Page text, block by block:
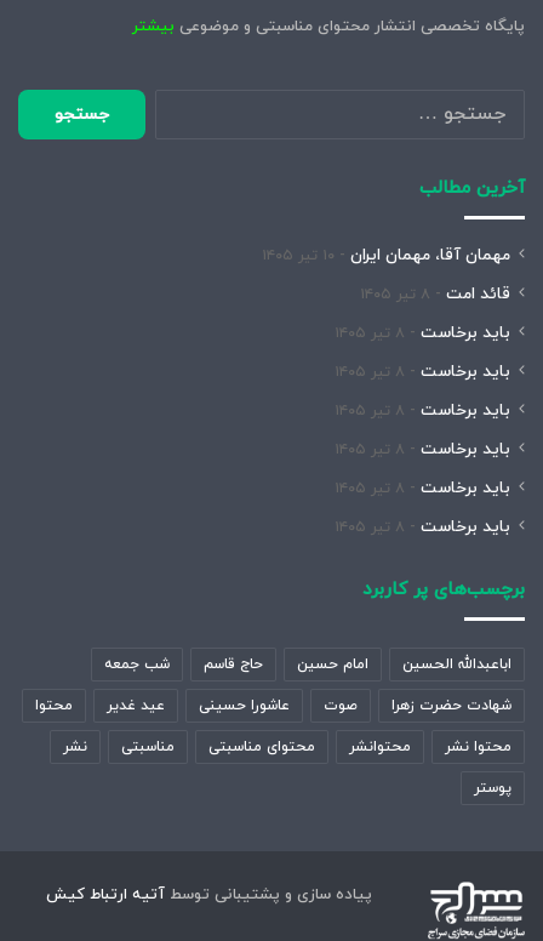
پایگاه تخصصی انتشار محتوای مناسبتی و موضوعی بیشتر
جستجو
برای:
آخرین مطالب
مهمان آقا، مهمان ایران ۱۰ تیر ۱۴۰۵
قائد امت ۸ تیر ۱۴۰۵
باید برخاست ۸ تیر ۱۴۰۵
باید برخاست ۸ تیر ۱۴۰۵
باید برخاست ۸ تیر ۱۴۰۵
باید برخاست ۸ تیر ۱۴۰۵
باید برخاست ۸ تیر ۱۴۰۵
باید برخاست ۸ تیر ۱۴۰۵
برچسب‌های پر کاربرد
اباعبدالله الحسین امام حسین حاج قاسم شب جمعه
شهادت حضرت زهرا صوت عاشورا حسینی عید غدیر محتوا
محتوا نشر محتوانشر محتوای مناسبتی مناسبتی نشر
پوستر
پیاده سازی و پشتیبانی توسط آتیه ارتباط کیش